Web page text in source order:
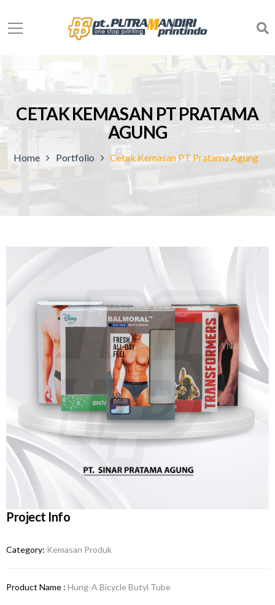
CETAK KEMASAN PT PRATAMA
AGUNG
Home Portfolio Cetak Kemasan PT Pratama Agung
Project Info
Category: Kemasan Produk
Product Name : Hung-A Bicycle Butyl Tube